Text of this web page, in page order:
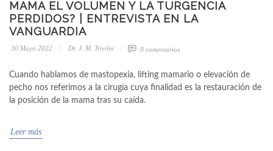
MAMA EL VOLUMEN Y LA TURGENCIA
PERDIDOS? | ENTREVISTA EN LA
VANGUARDIA
30 Mayo 2022 Dr. J. M. Triviño 0 comentarios
Cuando hablamos de mastopexia, lifting mamario o elevación de
pecho nos referimos a la cirugía cuya finalidad es la restauración de
la posición de la mama tras su caída.
Leer más